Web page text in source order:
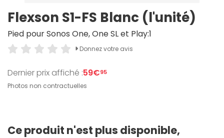
Flexson S1-FS Blanc (l'unité)
Pied pour Sonos One, One SL et Play:1
Donnez votre avis
Dernier prix affiché :59€95
Photos non contractuelles
Ce produit n'est plus disponible,